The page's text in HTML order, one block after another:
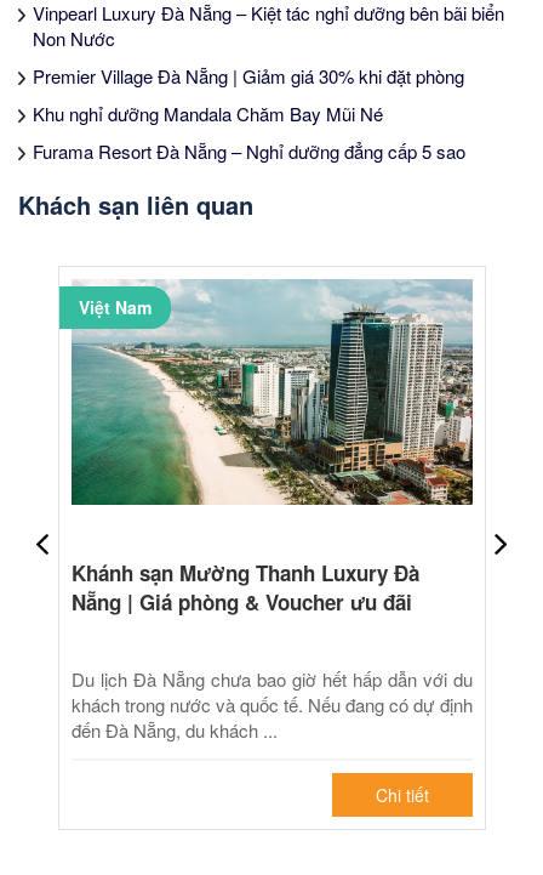
Vinpearl Luxury Đà Nẵng – Kiệt tác nghỉ dưỡng bên bãi biển
Non Nước
Premier Village Đà Nẵng | Giảm giá 30% khi đặt phòng
Khu nghỉ dưỡng Mandala Chăm Bay Mũi Né
Furama Resort Đà Nẵng – Nghỉ dưỡng đẳng cấp 5 sao
Khách sạn liên quan
Việt Nam
Khánh sạn Mường Thanh Luxury Đà
Nẵng | Giá phòng & Voucher ưu đãi
Du lịch Đà Nẵng chưa bao giờ hết hấp dẫn với du
khách trong nước và quốc tế. Nếu đang có dự định
đến Đà Nẵng, du khách ...
Chi tiết